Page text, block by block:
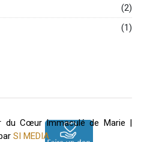
(2)
(1)
du Cœur Immaculé de Marie |
SI MEDIA